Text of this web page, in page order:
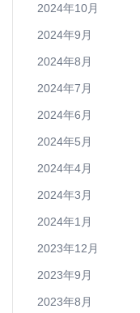
2024年10月
2024年9月
2024年8月
2024年7月
2024年6月
2024年5月
2024年4月
2024年3月
2024年1月
2023年12月
2023年9月
2023年8月